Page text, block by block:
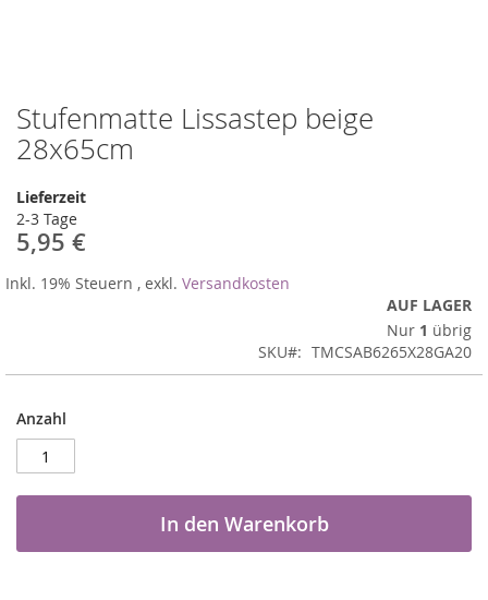
Stufenmatte Lissastep beige
28x65cm
Lieferzeit
2-3 Tage
5,95 €
Inkl. 19% Steuern , exkl. Versandkosten
AUF LAGER
Nur 1 übrig
SKU
TMCSAB6265X28GA20
Anzahl
In den Warenkorb
Zum
Anfang
der
springen